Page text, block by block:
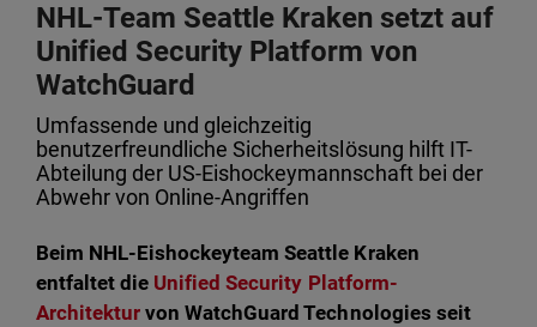
NHL-Team Seattle Kraken setzt auf
Unified Security Platform von
WatchGuard
Umfassende und gleichzeitig
benutzerfreundliche Sicherheitslösung hilft IT-
Abteilung der US-Eishockeymannschaft bei der
Abwehr von Online-Angriffen
Beim NHL-Eishockeyteam Seattle Kraken
entfaltet die Unified Security Platform-
Architektur von WatchGuard Technologies seit